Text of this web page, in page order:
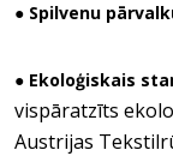
● Spilvenu
● Ekoloģiskais
vispāratzīts
Austrijas